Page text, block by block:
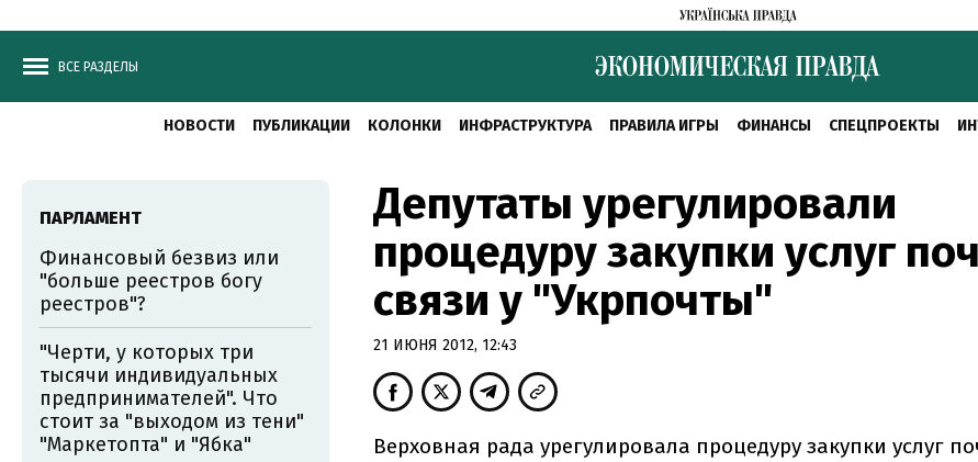
ВСЕ РАЗДЕЛЫ
НОВОСТИ ПУБЛИКАЦИИ КОЛОНКИ ИНФРАСТРУКТУРА ПРАВИЛА ИГРЫ ФИНАНСЫ СПЕЦПРОЕКТЫ
Депутаты урегулировали
процедуру закупки услуг
связи у "Укрпочты"
21 ИЮНЯ 2012, 12:43
Верховная рада урегулировала процедуру закупки услуг
ПАРЛАМЕНТ
Финансовый безвиз или
"больше реестров богу
реестров"?
"Черти, у которых три
тысячи индивидуальных
предпринимателей". Что
стоит за "выходом из тени"
"Маркетопта" и "Ябка"